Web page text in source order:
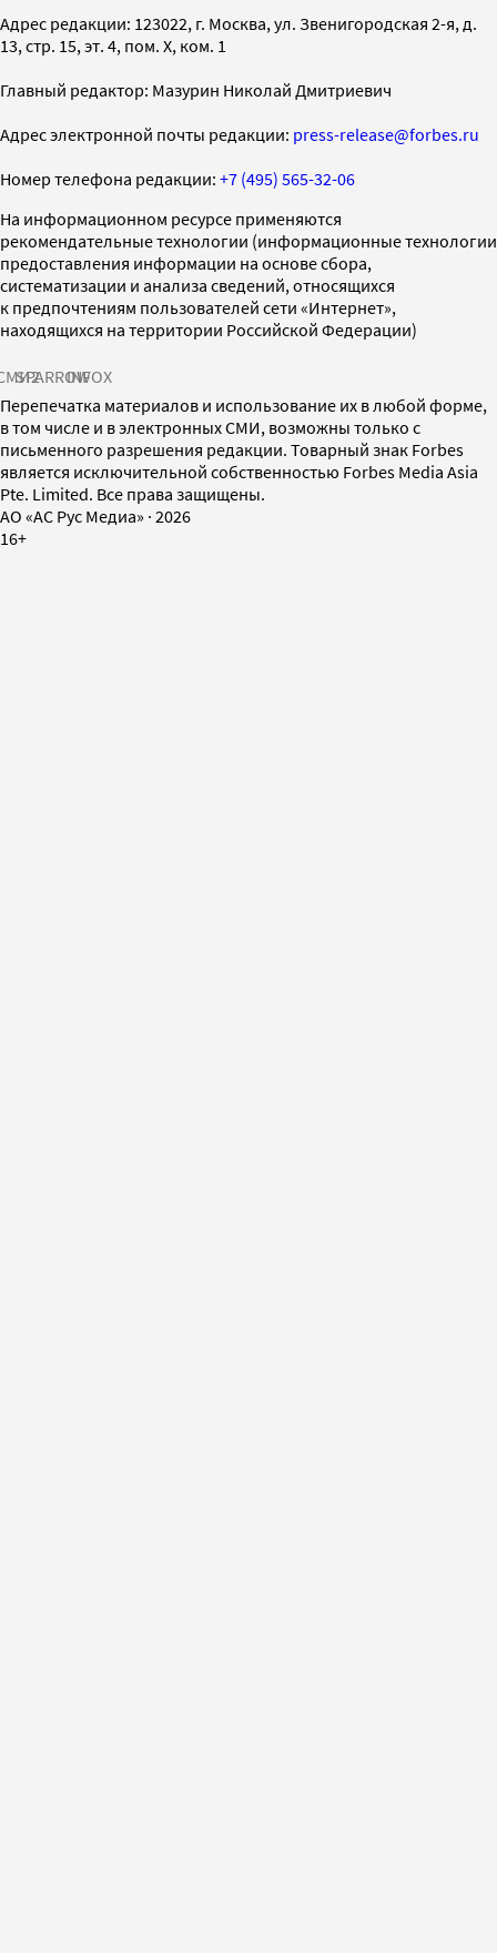
Адрес редакции: 123022, г. Москва, ул. Звенигородская 2-я, д.
13, стр. 15, эт. 4, пом. X, ком. 1
Главный редактор: Мазурин Николай Дмитриевич
Адрес электронной почты редакции: press-release@forbes.ru
Номер телефона редакции: +7 (495) 565-32-06
На информационном ресурсе применяются
рекомендательные технологии (информационные технологии
предоставления информации на основе сбора,
систематизации и анализа сведений, относящихся
к предпочтениям пользователей сети «Интернет»,
находящихся на территории Российской Федерации)
SPARROWINFOX
Перепечатка материалов и использование их в любой форме,
в том числе и в электронных СМИ, возможны только с
письменного разрешения редакции. Товарный знак Forbes
является исключительной собственностью Forbes Media Asia
Pte. Limited. Все права защищены.
AO «АС Рус Медиа» · 2026
16+